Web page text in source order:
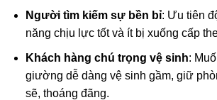
Người tìm kiếm sự bền bỉ: Ưu tiên
năng chịu lực tốt và ít bị xuống cấp
Khách hàng chú trọng vệ sinh:
giường dễ dàng vệ sinh gầm, giữ
sẽ, thoáng đãng.